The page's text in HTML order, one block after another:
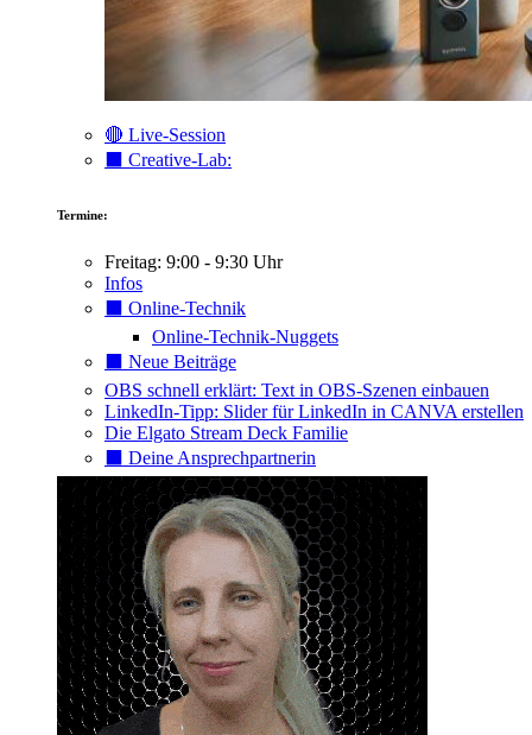
🔴 Live-Session
⬛️ Creative-Lab:
Termine:
Freitag: 9:00 - 9:30 Uhr
Infos
⬛️ Online-Technik
Online-Technik-Nuggets
⬛️ Neue Beiträge
OBS schnell erklärt: Text in OBS-Szenen einbauen
LinkedIn-Tipp: Slider für LinkedIn in CANVA erstellen
Die Elgato Stream Deck Familie
⬛️ Deine Ansprechpartnerin